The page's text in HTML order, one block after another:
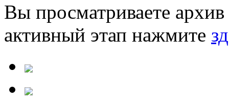
Вы просматриваете
активный этап нажмите